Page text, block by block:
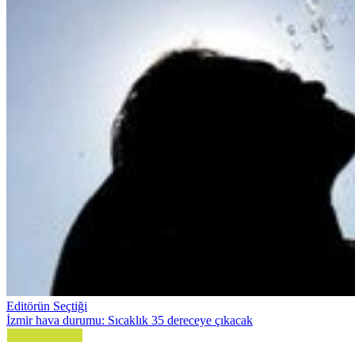
Editörün Seçtiği
İzmir hava durumu: Sıcaklık 35 dereceye çıkacak